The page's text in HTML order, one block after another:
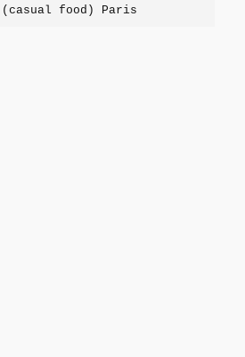
(casual food) Paris